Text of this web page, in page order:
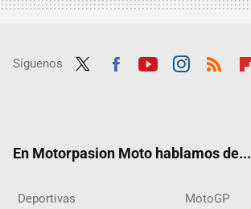
Síguenos
En Motorpasion Moto hablamos de...
Deportivas MotoGP